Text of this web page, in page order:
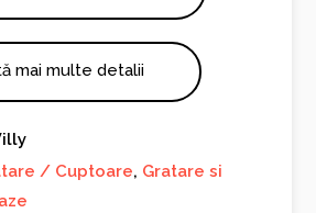
mai multe detalii
/ Cuptoare, Gratare si